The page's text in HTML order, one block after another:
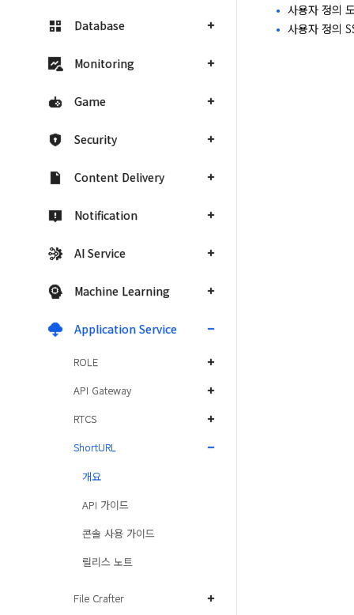
Database
Monitoring
Game
Security
Content Delivery
Notification
AI Service
Machine Learning
Application Service
ROLE
API Gateway
RTCS
ShortURL
개요
API 가이드
콘솔 사용 가이드
릴리스 노트
File Crafter
사용자 정의
사용자 정의